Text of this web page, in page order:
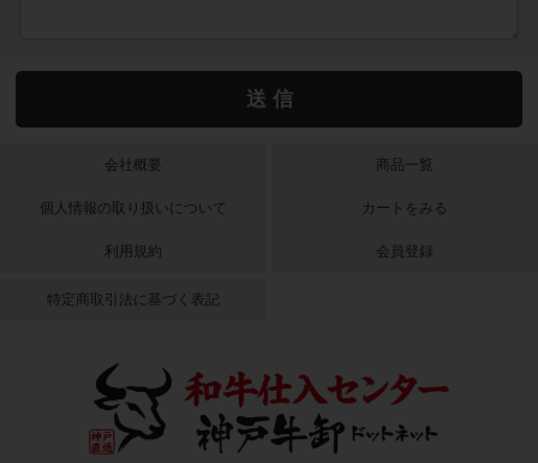
会社概要 商品一覧
個人情報の取り扱いについて カートをみる
利用規約 会員登録
特定商取引法に基づく表記